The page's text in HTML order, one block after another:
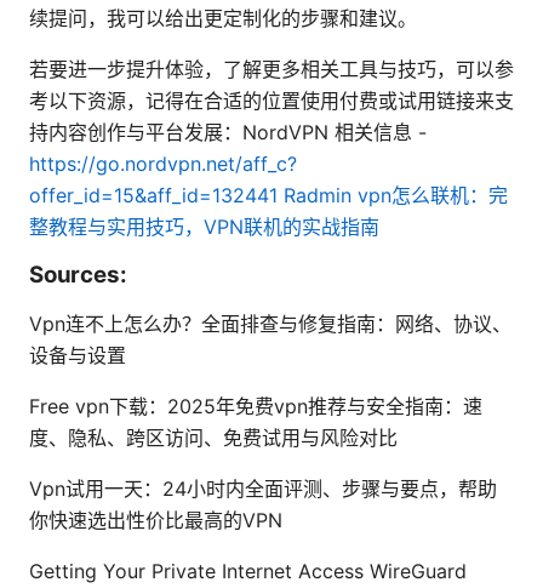
续提问，我可以给出更定制化的步骤和建议。
若要进一步提升体验，了解更多相关工具与技巧，可以参
考以下资源，记得在合适的位置使用付费或试用链接来支
持内容创作与平台发展：NordVPN 相关信息 -
https://go.nordvpn.net/aff_c?
offer_id=15&aff_id=132441 Radmin vpn怎么联机：完
整教程与实用技巧，VPN联机的实战指南
Sources:
Vpn连不上怎么办？全面排查与修复指南：网络、协议、
设备与设置
Free vpn下载：2025年免费vpn推荐与安全指南：速
度、隐私、跨区访问、免费试用与风险对比
Vpn试用一天：24小时内全面评测、步骤与要点，帮助
你快速选出性价比最高的VPN
Getting Your Private Internet Access WireGuard